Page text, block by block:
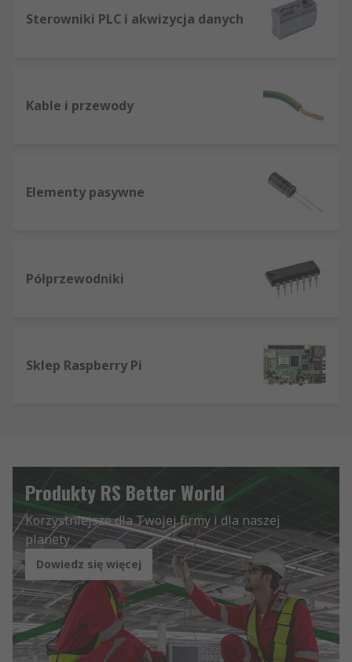
Sterowniki PLC i akwizycja danych
Kable i przewody
Elementy pasywne
Półprzewodniki
Sklep Raspberry Pi
Produkty RS Better World
Korzystniejsze dla Twojej firmy i dla naszej
planety
Dowiedz się więcej